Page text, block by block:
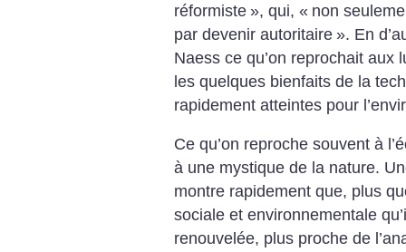
réformiste », qui, « non
par devenir autoritaire ». En
Naess ce qu’on reprochait aux
les quelques bienfaits de la
rapidement atteintes pour
Ce qu’on reproche souvent à
à une mystique de la nature.
montre rapidement que, plus
sociale et environnementale
renouvelée, plus proche de